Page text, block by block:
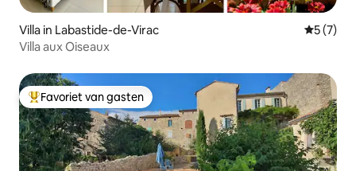
Villa in Labastide-de-Virac
5 (7)
Villa aux Oiseaux
Topfavoriet van gasten
Favoriet van gasten